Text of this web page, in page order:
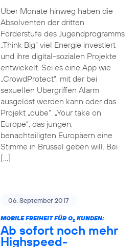
Über Monate hinweg haben die
Absolventen der dritten
Förderstufe des Jugendprogramms
„Think Big“ viel Energie investiert
und ihre digital-sozialen Projekte
entwickelt. Sei es eine App wie
„CrowdProtect“, mit der bei
sexuellen Übergriffen Alarm
ausgelöst werden kann oder das
Projekt „cube“. „Your take on
Europe“, das jungen,
benachteiligten Europäern eine
Stimme in Brüssel geben will. Bei
[…]
06. September 2017
MOBILE FREIHEIT FÜR O2KUNDEN:
Ab sofort noch mehr
Highspeed-